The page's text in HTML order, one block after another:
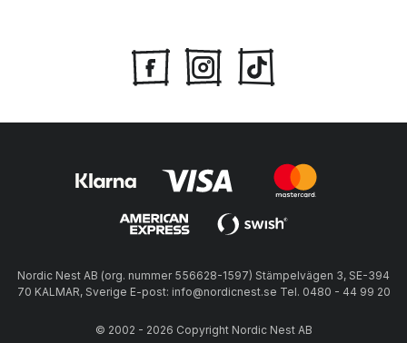
Nordic Nest AB (org. nummer 556628-1597) Stämpelvägen 3, SE-394
70 KALMAR, Sverige E-post: info@nordicnest.se Tel. 0480 - 44 99 20
© 2002 - 2026 Copyright Nordic Nest AB